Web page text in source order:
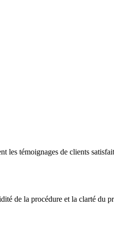
témoignages de clients
de la procédure et la clarté du